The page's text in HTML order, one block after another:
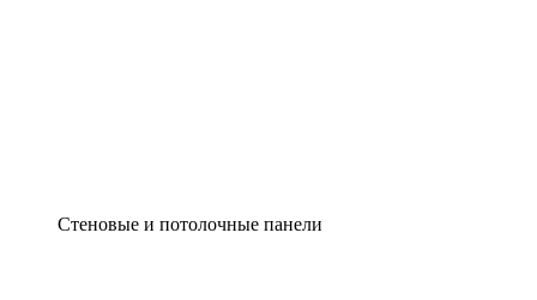
Стеновые и потолочные панели